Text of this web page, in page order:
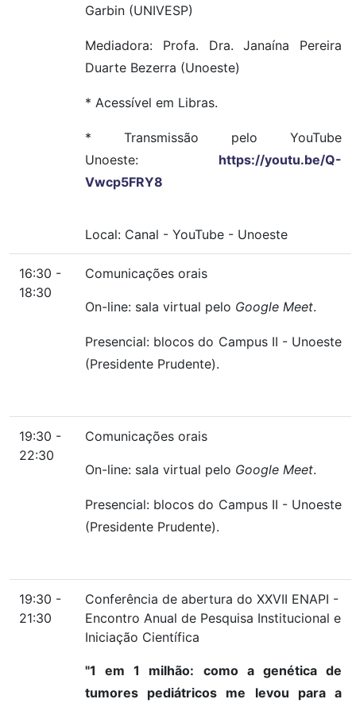
Garbin (UNIVESP)
Mediadora: Profa. Dra. Janaína Pereira
Duarte Bezerra (Unoeste)
* Acessível em Libras.
* Transmissão pelo YouTube
Unoeste: https://youtu.be/Q-
Vwcp5FRY8
Local: Canal - YouTube - Unoeste
16:30 -
18:30
Comunicações orais
On-line: sala virtual pelo Google Meet.
Presencial: blocos do Campus II - Unoeste
(Presidente Prudente).
19:30 -
22:30
Comunicações orais
On-line: sala virtual pelo Google Meet.
Presencial: blocos do Campus II - Unoeste
(Presidente Prudente).
19:30 -
21:30
Conferência de abertura do XXVII ENAPI -
Encontro Anual de Pesquisa Institucional e
Iniciação Científica
"1 em 1 milhão: como a genética de
tumores pediátricos me levou para a